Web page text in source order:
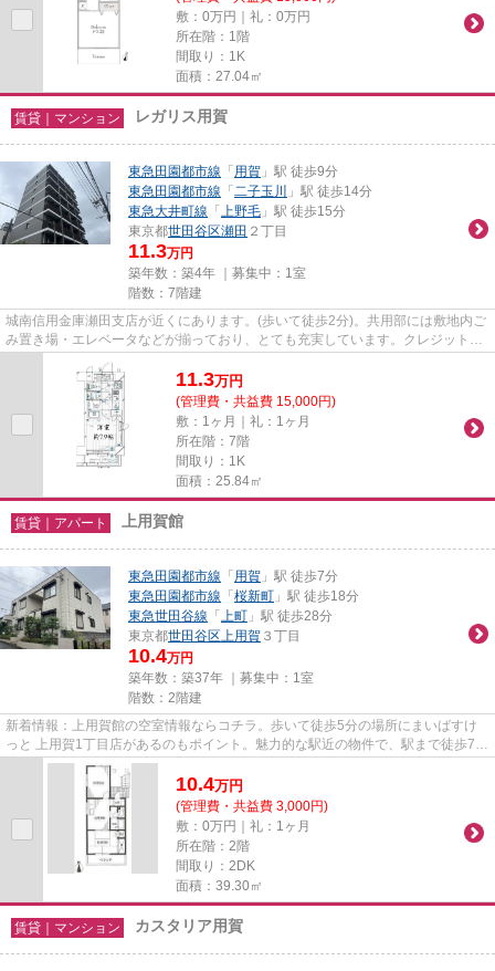
敷：0万円｜礼：0万円
所在階：1階
間取り：1K
面積：27.04㎡
賃貸｜マンション レガリス用賀
東急田園都市線 「用賀 」駅 徒歩9分
東急田園都市線 「二子玉川
」駅 徒歩14分
東急大井町線 「 上野毛 」駅 徒歩15分
東京都世田谷区瀬田 ２丁目
11.3万円
築年数：築4年 ｜募集中： 1室
階数：7階建
城南信用金庫瀬田支店が近くにあります。(歩いて徒歩2分)。共用部には敷地内ご
み置き場・エレベータなどが揃っており、とても充実しています。クレジットカ
ードで初期費用がお支払いい...
11.3万円
(管理費・共益費 15,000円)
敷：1ヶ月｜礼：1ヶ月
所在階：7階
間取り：1K
面積：25.84㎡
賃貸｜アパート 上用賀館
東急田園都市線 「用賀 」駅 徒歩7分
東急田園都市線 「桜新町 」駅 徒歩18分
東急世田谷線 「 上町 」駅 徒歩28分
東京都世田谷区 上用賀 ３丁目
10.4万円
築年数：築37年 ｜募集中： 1室
階数：2階建
新着情報：上用賀館の空室情報ならコチラ。歩いて徒歩5分の場所にまいばすけ
っと 上用賀1丁目店があるのもポイント。魅力的な駅近の物件で、駅まで徒歩7分
です。こちらのアパートでは...
10.4万円
(管理費・共益費 3,000円)
敷：0万円｜礼：1ヶ月
所在階：2階
間取り：2DK
面積：39.30㎡
賃貸｜マンション カスタリア用賀